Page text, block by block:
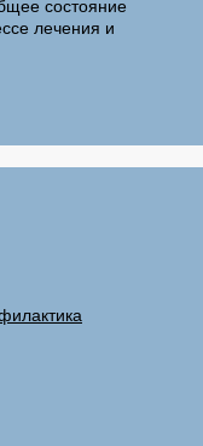
состояние
лечения и